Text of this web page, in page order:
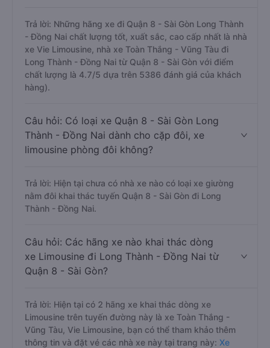
Trả lời: Những hãng xe đi Quận 8 - Sài Gòn Long Thành
- Đồng Nai chất lượng tốt, xuất sắc, cao cấp nhất là nhà
xe Vie Limousine, nhà xe Toàn Thắng - Vũng Tàu đi
Long Thành - Đồng Nai từ Quận 8 - Sài Gòn với điểm
chất lượng là 4.7/5 dựa trên 5386 đánh giá của khách
hàng).
Câu hỏi: Có loại xe Quận 8 - Sài Gòn Long
Thành - Đồng Nai dành cho cặp đôi, xe
limousine phòng đôi không?
Trả lời: Hiện tại chưa có nhà xe nào có loại xe giường
nằm đôi khai thác tuyến Quận 8 - Sài Gòn đi Long
Thành - Đồng Nai.
Câu hỏi: Các hãng xe nào khai thác dòng
xe Limousine đi Long Thành - Đồng Nai từ
Quận 8 - Sài Gòn?
Trả lời: Hiện tại có 2 hãng xe khai thác dòng xe
Limousine trên tuyến đường này là xe Toàn Thắng -
Vũng Tàu, Vie Limousine, bạn có thể tham khảo thêm
thông tin và đặt vé các nhà xe này tại trang này: Xe